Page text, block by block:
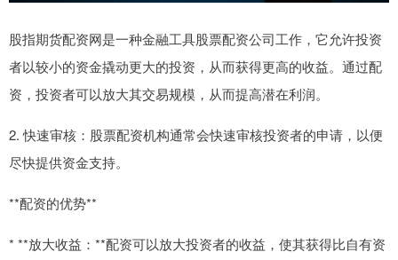
股指期货配资网是一种金融工具股票配资公司工作，它允许投资
者以较小的资金撬动更大的投资，从而获得更高的收益。通过配
资，投资者可以放大其交易规模，从而提高潜在利润。
2. 快速审核：股票配资机构通常会快速审核投资者的申请，以便
尽快提供资金支持。
**配资的优势**
* **放大收益：**配资可以放大投资者的收益，使其获得比自有资